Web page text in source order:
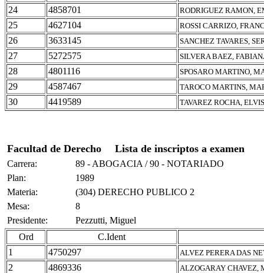
24 4858701 RODRIGUEZ RAMON,
25 4627104 ROSSI CARRIZO,
26 3633145 SANCHEZ TAVARES,
27 5272575 SILVERA BAEZ,
28 4801116 SPOSARO MARTINO,
29 4587467 TAROCO MARTINS,
30 4419589 TAVAREZ ROCHA,
Facultad de Derecho Lista de inscriptos a examen
Carrera:
89 - ABOGACIA / 90 - NOTARIADO
Plan:
1989
Materia:
(304) DERECHO PUBLICO 2
Mesa:
8
Presidente:
Pezzutti, Miguel
Ord
C.Ident
1
4750297 ALVEZ PERERA DAS
2 4869336 ALZOGARAY CHAVEZ,